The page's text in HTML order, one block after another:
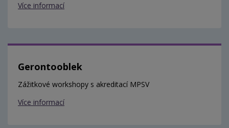
Více informací
Gerontooblek
Zážitkové workshopy s akreditací MPSV
Více informací